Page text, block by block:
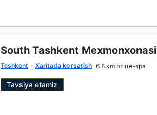
South Tashkent Mexmonxonasi
Toshkent Xaritada ko‘rsatish 6.8 km от центра
Tavsiya etamiz